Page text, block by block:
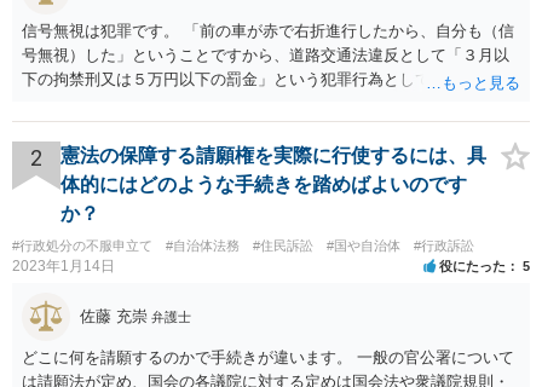
信号無視は犯罪です。 「前の車が赤で右折進行したから、自分も（信
号無視）した」ということですから、道路交通法違反として「３月以
下の拘禁刑又は５万円以下の罰金」という犯罪行為として処罰される
ようとしまいと現行犯逮捕できるわけです。 そこを、「サインをしな
いと逮捕する」というのは、「現行犯逮捕して刑事処分（罰金でも前
科になる）にできるが、認めてサインすれば反則処理（何千円程度の
反則金があっても前科にならない）ですませてあげる」という意味で
す。 あなたはこの警察官を非難するのではなく、感謝すべきというこ
とです。 警察官の「こんな事を言うのだったら免許証返した方がい
い」との発言ですが、実際「前の車が赤で右折進行したから、自分も
（信号無視）した」というあなたと同じ考えの人が運転をしている公
道は、きちんと交通ルールを守っている人や歩行者らにとってとても
納してほしいと思うのが社会の大勢です。 実際「交通違反を繰り返せ
2
憲法の保障する請願権を実際に行使するには、具
体的にはどのような手続きを踏めばよいのです
か？
#行政処分の不服申立て #自治体法務 #住民訴訟 #国や自治体 #行政訴訟
2023年1月14日 役にたった 5
佐藤 充崇 弁護士
どこに何を請願するのかで手続きが違います。 一般の官公署について
は請願法が定め、国会の各議院に対する定めは国会法や衆議院規則・